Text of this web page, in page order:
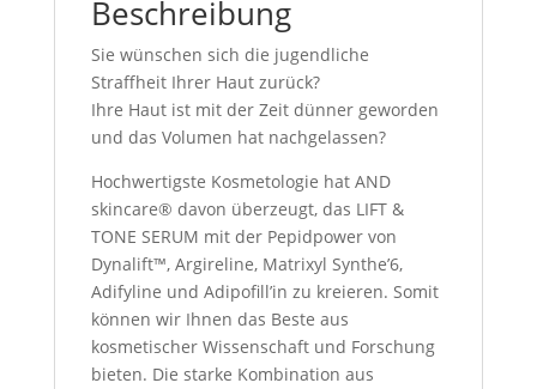
Beschreibung
Sie wünschen sich die jugendliche
Straffheit Ihrer Haut zurück?
Ihre Haut ist mit der Zeit dünner geworden
und das Volumen hat nachgelassen?
Hochwertigste Kosmetologie hat AND
skincare® davon überzeugt, das LIFT &
TONE SERUM mit der Pepidpower von
Dynalift™, Argireline, Matrixyl Synthe’6,
Adifyline und Adipofill’in zu kreieren. Somit
können wir Ihnen das Beste aus
kosmetischer Wissenschaft und Forschung
bieten. Die starke Kombination aus